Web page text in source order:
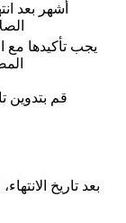
يجب تأكيدها مع
قم بتدوين
بعد تاريخ